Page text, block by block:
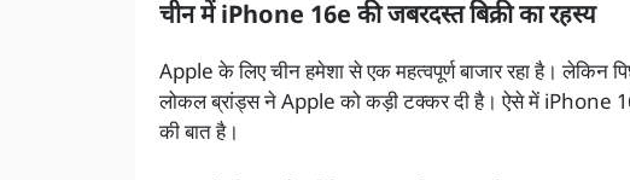
चीन में iPhone 16e की जबरदस्त बिक्री का रहस्य
Apple के लिए चीन हमेशा से एक महत्वपूर्ण बाजार रहा है।
लोकल ब्रांड्स ने Apple को कड़ी टक्कर दी है। ऐसे में iPhone
की बात है।